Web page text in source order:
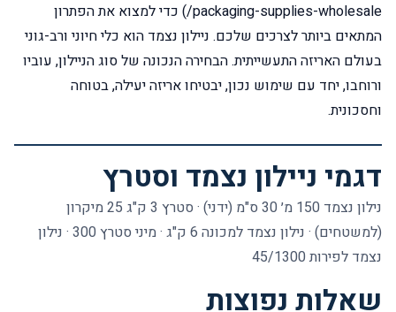
packaging-supplies-wholesale/) כדי למצוא את הפתרון
המתאים ביותר לצרכים שלכם. ניילון נצמד הוא כלי חיוני ורב-גוני
בעולם האריזה התעשייתית. הבחירה הנכונה של סוג הניילון, עוביו
ורוחבו, יחד עם שימוש נכון, יבטיחו אריזה יעילה, בטוחה
וחסכונית.
דגמי ניילון נצמד וסטרץ
נילון נצמד 150 מ׳ 30 ס"מ (ידני) ·
סטרץ 3 ק"ג 25 מיקרון
(למשטחים) · נילון נצמד למכונה 6 ק"ג ·מיני סטרץ 300 · נילון
נצמד לפירות 45/1300
שאלות נפוצות